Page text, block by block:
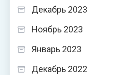
Декабрь 2023
Ноябрь 2023
Январь 2023
Декабрь 2022